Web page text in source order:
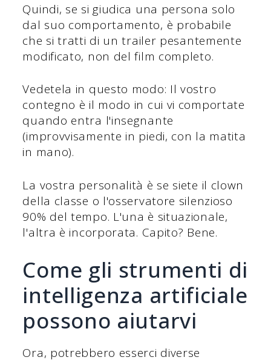
Quindi, se si giudica una persona solo
dal suo comportamento, è probabile
che si tratti di un trailer pesantemente
modificato, non del film completo.
Vedetela in questo modo: Il vostro
contegno è il modo in cui vi comportate
quando entra l'insegnante
(improvvisamente in piedi, con la matita
in mano).
La vostra personalità è se siete il clown
della classe o l'osservatore silenzioso
90% del tempo. L'una è situazionale,
l'altra è incorporata. Capito? Bene.
Come gli strumenti di
intelligenza artificiale
possono aiutarvi
Ora, potrebbero esserci diverse